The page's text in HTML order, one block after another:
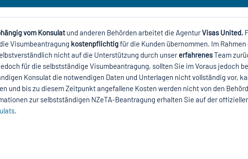
vom Konsulatund anderen Behörden arbeitet die AgenturVisas United.
Visumbeantragung kostenpflichtigfür die Kunden übernommen. Im
nicht auf die Unterstützung durch unsererfahrenesTeam
für die selbstständige Visumbeantragung, sollten Sie im Voraus jedoch
Konsulat die notwendigen Daten und Unterlagen nicht vollständig vor,
und bis zu diesem Zeitpunkt angefallene Kosten werden nicht von den
zur selbstständigen NZeTA-Beantragung erhalten Sie auf der
.